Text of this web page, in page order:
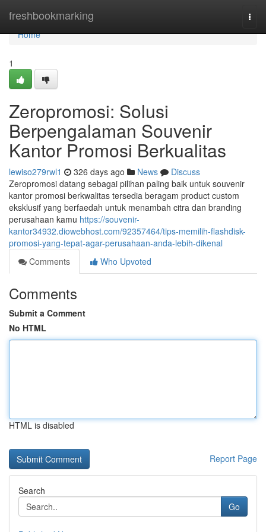
freshbookmarking
Home
Home
1
Zeropromosi: Solusi
Berpengalaman Souvenir
Kantor Promosi Berkualitas
lewiso279rwl1 326 days ago News
Discuss
Zeropromosi datang sebagai pilihan paling baik untuk souvenir
kantor promosi berkwalitas tersedia beragam product custom
eksklusif yang berfaedah untuk menambah citra dan branding
perusahaan kamu https://souvenir-
kantor34932.diowebhost.com/92357464/tips-memilih-flashdisk-
promosi-yang-tepat-agar-perusahaan-anda-lebih-dikenal
Comments
Who Upvoted
Comments
Submit a Comment
No HTML
HTML is disabled
Report Page
Search
Go